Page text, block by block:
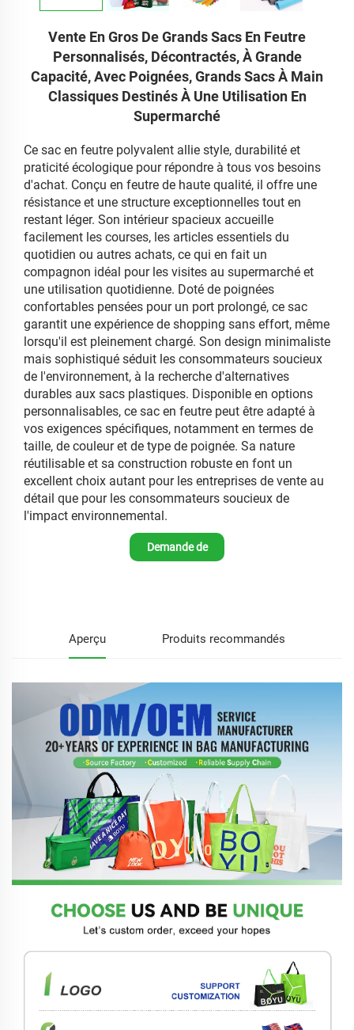
Vente En Gros De Grands Sacs En Feutre
Personnalisés, Décontractés, À Grande
Capacité, Avec Poignées, Grands Sacs À Main
Classiques Destinés À Une Utilisation En
Supermarché
Ce sac en feutre polyvalent allie style, durabilité et
praticité écologique pour répondre à tous vos besoins
d'achat. Conçu en feutre de haute qualité, il offre une
résistance et une structure exceptionnelles tout en
restant léger. Son intérieur spacieux accueille
facilement les courses, les articles essentiels du
quotidien ou autres achats, ce qui en fait un
compagnon idéal pour les visites au supermarché et
une utilisation quotidienne. Doté de poignées
confortables pensées pour un port prolongé, ce sac
garantit une expérience de shopping sans effort, même
lorsqu'il est pleinement chargé. Son design minimaliste
mais sophistiqué séduit les consommateurs soucieux
de l'environnement, à la recherche d'alternatives
durables aux sacs plastiques. Disponible en options
personnalisables, ce sac en feutre peut être adapté à
vos exigences spécifiques, notamment en termes de
taille, de couleur et de type de poignée. Sa nature
réutilisable et sa construction robuste en font un
excellent choix autant pour les entreprises de vente au
détail que pour les consommateurs soucieux de
l'impact environnemental.
Demande de
Aperçu Produits recommandés